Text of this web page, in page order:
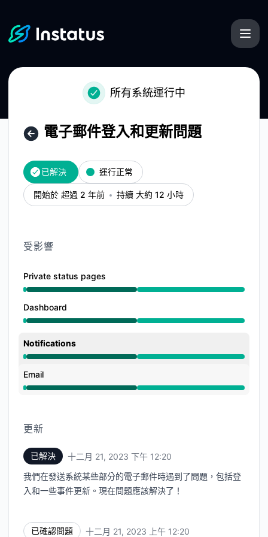
所有系統運行中
電子郵件登入和更新問題
已解決 運行正常
開始於 超過 2 年前 持續 大約 12 小時
受影響
Private status pages
運行正常 undefined 12:20 AM 至 12:20 PM
Dashboard
運行正常 undefined 12:20 AM 至 12:20 PM
Notifications
運行正常 undefined 12:20 AM 至 12:20 PM
Email
運行正常 undefined 12:20 AM 至 12:20 PM
更新
已解決 十二月 21, 2023 下午 12:20
我們在發送系統某些部分的電子郵件時遇到了問題，包括登
入和一些事件更新。現在問題應該解決了！
已確認問題 十二月 21, 2023 上午 12:20